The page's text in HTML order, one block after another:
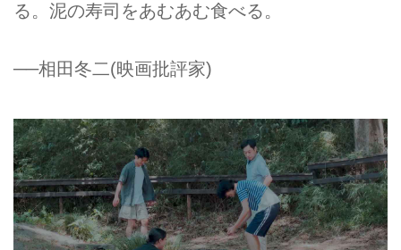
る。泥の寿司をあむあむ食べる。
──相田冬二(映画批評家)